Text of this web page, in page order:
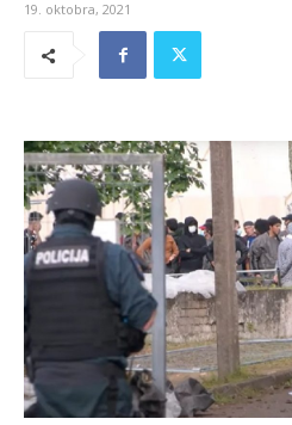
19. oktobra, 2021